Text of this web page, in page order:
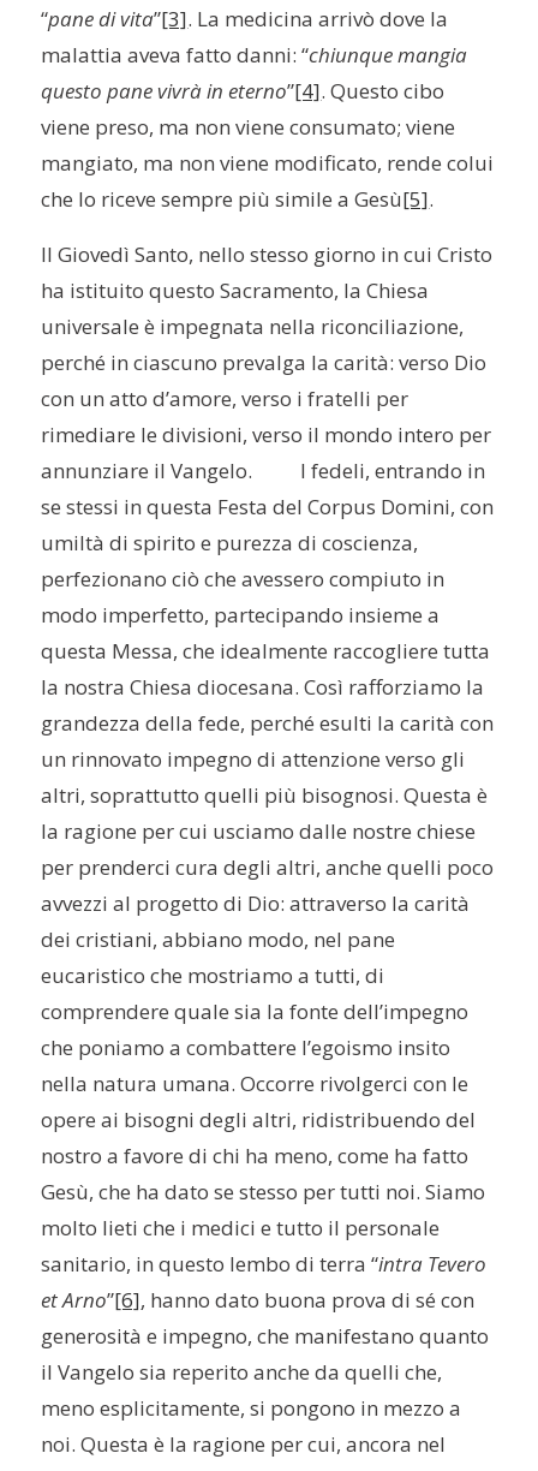
“pane di vita”[3]. La medicina arrivò dove la
malattia aveva fatto danni: “chiunque mangia
questo pane vivrà in eterno”[4]. Questo cibo
viene preso, ma non viene consumato; viene
mangiato, ma non viene modificato, rende colui
che lo riceve sempre più simile a Gesù[5].
Il Giovedì Santo, nello stesso giorno in cui Cristo
ha istituito questo Sacramento, la Chiesa
universale è impegnata nella riconciliazione,
perché in ciascuno prevalga la carità: verso Dio
con un atto d’amore, verso i fratelli per
rimediare le divisioni, verso il mondo intero per
annunziare il Vangelo. I fedeli, entrando in
se stessi in questa Festa del Corpus Domini, con
umiltà di spirito e purezza di coscienza,
perfezionano ciò che avessero compiuto in
modo imperfetto, partecipando insieme a
questa Messa, che idealmente raccogliere tutta
la nostra Chiesa diocesana. Così rafforziamo la
grandezza della fede, perché esulti la carità con
un rinnovato impegno di attenzione verso gli
altri, soprattutto quelli più bisognosi. Questa è
la ragione per cui usciamo dalle nostre chiese
per prenderci cura degli altri, anche quelli poco
avvezzi al progetto di Dio: attraverso la carità
dei cristiani, abbiano modo, nel pane
eucaristico che mostriamo a tutti, di
comprendere quale sia la fonte dell’impegno
che poniamo a combattere l’egoismo insito
nella natura umana. Occorre rivolgerci con le
opere ai bisogni degli altri, ridistribuendo del
nostro a favore di chi ha meno, come ha fatto
Gesù, che ha dato se stesso per tutti noi. Siamo
molto lieti che i medici e tutto il personale
sanitario, in questo lembo di terra “intra Tevero
et Arno”[6], hanno dato buona prova di sé con
generosità e impegno, che manifestano quanto
il Vangelo sia reperito anche da quelli che,
meno esplicitamente, si pongono in mezzo a
noi. Questa è la ragione per cui, ancora nel